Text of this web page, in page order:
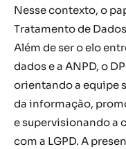
Nesse contexto, o
Tratamento de
Além de ser o elo
dados e a ANPD, o
orientando a equipe
da informação,
e supervisionando a
com a LGPD. A